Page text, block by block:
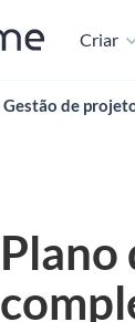
Criar
Gestão de
Plano